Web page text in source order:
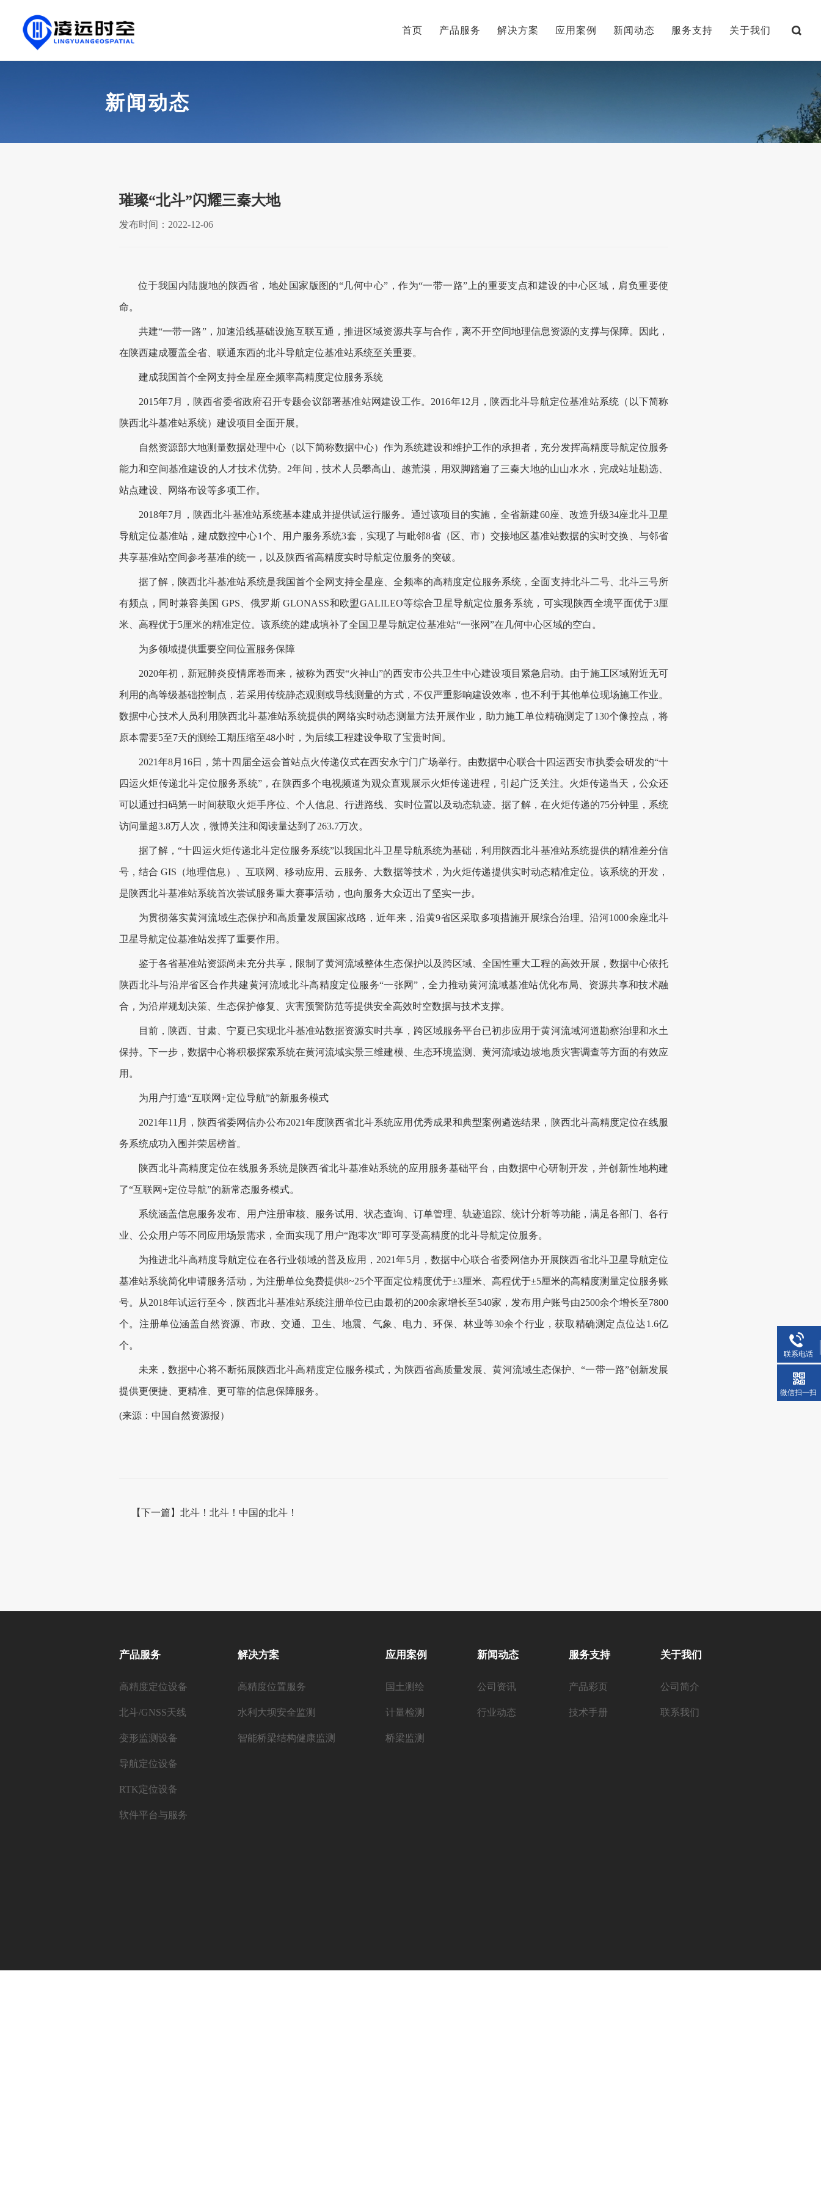
联系电话
微信扫一扫
首页 产品服务 解决方案 应用案例 新闻动态 服务支持 关于我们
新闻动态
璀璨“北斗”闪耀三秦大地
发布时间：2022-12-06
位于我国内陆腹地的陕西省，地处国家版图的“几何中心”，作为“一带一路”上的重要支点和建设的中心区域，肩负重要使
命。
共建“一带一路”，加速沿线基础设施互联互通，推进区域资源共享与合作，离不开空间地理信息资源的支撑与保障。因此，
在陕西建成覆盖全省、联通东西的北斗导航定位基准站系统至关重要。
建成我国首个全网支持全星座全频率高精度定位服务系统
2015年7月，陕西省委省政府召开专题会议部署基准站网建设工作。2016年12月，陕西北斗导航定位基准站系统（以下简称
陕西北斗基准站系统）建设项目全面开展。
自然资源部大地测量数据处理中心（以下简称数据中心）作为系统建设和维护工作的承担者，充分发挥高精度导航定位服务
能力和空间基准建设的人才技术优势。2年间，技术人员攀高山、越荒漠，用双脚踏遍了三秦大地的山山水水，完成站址勘选、
站点建设、网络布设等多项工作。
2018年7月，陕西北斗基准站系统基本建成并提供试运行服务。通过该项目的实施，全省新建60座、改造升级34座北斗卫星
导航定位基准站，建成数控中心1个、用户服务系统3套，实现了与毗邻8省（区、市）交接地区基准站数据的实时交换、与邻省
共享基准站空间参考基准的统一，以及陕西省高精度实时导航定位服务的突破。
据了解，陕西北斗基准站系统是我国首个全网支持全星座、全频率的高精度定位服务系统，全面支持北斗二号、北斗三号所
有频点，同时兼容美国 GPS、俄罗斯 GLONASS和欧盟GALILEO等综合卫星导航定位服务系统，可实现陕西全境平面优于3厘
米、高程优于5厘米的精准定位。该系统的建成填补了全国卫星导航定位基准站“一张网”在几何中心区域的空白。
为多领域提供重要空间位置服务保障
2020年初，新冠肺炎疫情席卷而来，被称为西安“火神山”的西安市公共卫生中心建设项目紧急启动。由于施工区域附近无可
利用的高等级基础控制点，若采用传统静态观测或导线测量的方式，不仅严重影响建设效率，也不利于其他单位现场施工作业。
数据中心技术人员利用陕西北斗基准站系统提供的网络实时动态测量方法开展作业，助力施工单位精确测定了130个像控点，将
原本需要5至7天的测绘工期压缩至48小时，为后续工程建设争取了宝贵时间。
2021年8月16日，第十四届全运会首站点火传递仪式在西安永宁门广场举行。由数据中心联合十四运西安市执委会研发的“十
四运火炬传递北斗定位服务系统”，在陕西多个电视频道为观众直观展示火炬传递进程，引起广泛关注。火炬传递当天，公众还
可以通过扫码第一时间获取火炬手序位、个人信息、行进路线、实时位置以及动态轨迹。据了解，在火炬传递的75分钟里，系统
访问量超3.8万人次，微博关注和阅读量达到了263.7万次。
据了解，“十四运火炬传递北斗定位服务系统”以我国北斗卫星导航系统为基础，利用陕西北斗基准站系统提供的精准差分信
号，结合 GIS（地理信息）、互联网、移动应用、云服务、大数据等技术，为火炬传递提供实时动态精准定位。该系统的开发，
是陕西北斗基准站系统首次尝试服务重大赛事活动，也向服务大众迈出了坚实一步。
为贯彻落实黄河流域生态保护和高质量发展国家战略，近年来，沿黄9省区采取多项措施开展综合治理。沿河1000余座北斗
卫星导航定位基准站发挥了重要作用。
鉴于各省基准站资源尚未充分共享，限制了黄河流域整体生态保护以及跨区域、全国性重大工程的高效开展，数据中心依托
陕西北斗与沿岸省区合作共建黄河流域北斗高精度定位服务“一张网”，全力推动黄河流域基准站优化布局、资源共享和技术融
合，为沿岸规划决策、生态保护修复、灾害预警防范等提供安全高效时空数据与技术支撑。
目前，陕西、甘肃、宁夏已实现北斗基准站数据资源实时共享，跨区域服务平台已初步应用于黄河流域河道勘察治理和水土
保持。下一步，数据中心将积极探索系统在黄河流域实景三维建模、生态环境监测、黄河流域边坡地质灾害调查等方面的有效应
用。
为用户打造“互联网+定位导航”的新服务模式
2021年11月，陕西省委网信办公布2021年度陕西省北斗系统应用优秀成果和典型案例遴选结果，陕西北斗高精度定位在线服
务系统成功入围并荣居榜首。
陕西北斗高精度定位在线服务系统是陕西省北斗基准站系统的应用服务基础平台，由数据中心研制开发，并创新性地构建
了“互联网+定位导航”的新常态服务模式。
系统涵盖信息服务发布、用户注册审核、服务试用、状态查询、订单管理、轨迹追踪、统计分析等功能，满足各部门、各行
业、公众用户等不同应用场景需求，全面实现了用户“跑零次”即可享受高精度的北斗导航定位服务。
为推进北斗高精度导航定位在各行业领域的普及应用，2021年5月，数据中心联合省委网信办开展陕西省北斗卫星导航定位
基准站系统简化申请服务活动，为注册单位免费提供8~25个平面定位精度优于±3厘米、高程优于±5厘米的高精度测量定位服务账
号。从2018年试运行至今，陕西北斗基准站系统注册单位已由最初的200余家增长至540家，发布用户账号由2500余个增长至7800
个。注册单位涵盖自然资源、市政、交通、卫生、地震、气象、电力、环保、林业等30余个行业，获取精确测定点位达1.6亿
个。
未来，数据中心将不断拓展陕西北斗高精度定位服务模式，为陕西省高质量发展、黄河流域生态保护、“一带一路”创新发展
提供更便捷、更精准、更可靠的信息保障服务。
(来源：中国自然资源报）
【下一篇】北斗！北斗！中国的北斗！
产品服务
高精度定位设备
北斗/GNSS天线
变形监测设备
导航定位设备
RTK定位设备
软件平台与服务
解决方案
高精度位置服务
水利大坝安全监测
智能桥梁结构健康监测
应用案例
国土测绘
计量检测
桥梁监测
新闻动态
公司资讯
行业动态
服务支持
产品彩页
技术手册
关于我们
公司简介
联系我们